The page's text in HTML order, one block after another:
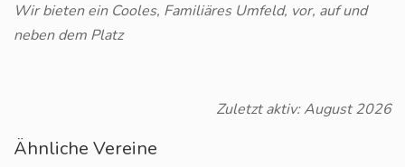
Wir bieten ein Cooles, Familiäres Umfeld, vor, auf und
neben dem Platz
Zuletzt aktiv: August 2026
Ähnliche Vereine